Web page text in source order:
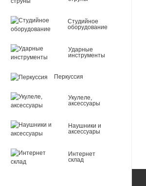
Студийное
оборудование
Ударные
инструменты
Перкуссия
Укулеле,
аксессуары
Наушники и
аксессуары
Интернет
склад